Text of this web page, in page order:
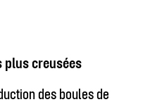
plus creusées
des boules de